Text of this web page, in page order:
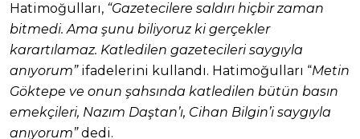
Hatimoğulları, “Gazetecilere saldırı hiçbir zaman
bitmedi. Ama şunu biliyoruz ki gerçekler
karartılamaz. Katledilen gazetecileri saygıyla
anıyorum”ifadelerini kullandı. Hatimoğulları “Metin
Göktepe ve onun şahsında katledilen bütün basın
emekçileri, Nazım Daştan’ı, Cihan Bilgin’i saygıyla
anıyorum”dedi.